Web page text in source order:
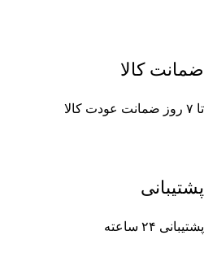
ضمانت کالا
تا ۷ روز ضمانت عودت کالا
پشتیبانی
پشتیبانی ۲۴ ساعته